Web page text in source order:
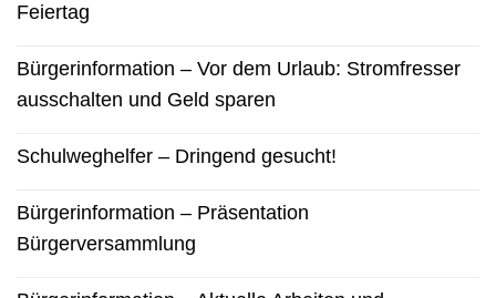
Feiertag
Bürgerinformation – Vor dem Urlaub: Stromfresser
ausschalten und Geld sparen
Schulweghelfer – Dringend gesucht!
Bürgerinformation – Präsentation
Bürgerversammlung